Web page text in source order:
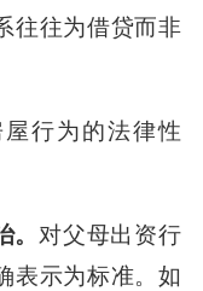
往往为借贷而非
行为的法律性
对父母出资行
表示为标准。如